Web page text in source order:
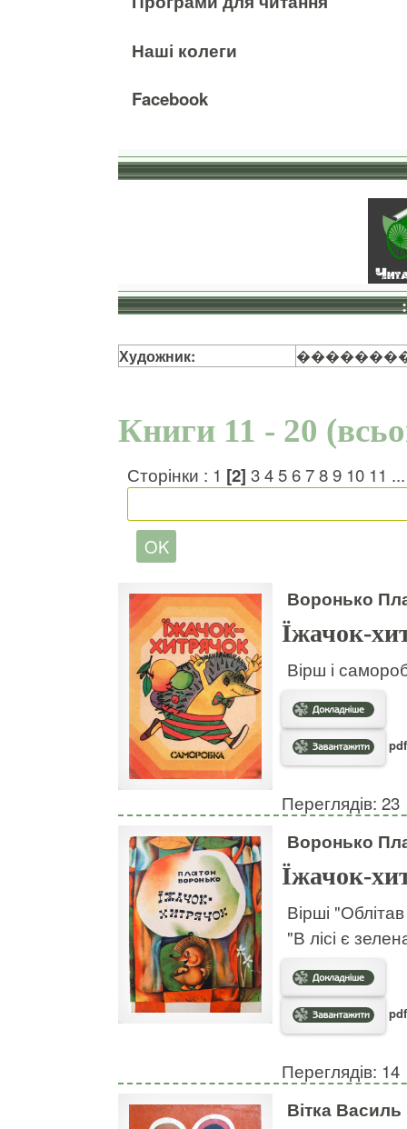
Наші колеги
Facebook
Художник:
Книги 11 - 20
Сторінки : 1 [2] 3456789 10 11
Воронько
Їжачок-
Вірш і
Переглядів: 23
Воронько
Їжачок-
Вірші
"В лісі є
Переглядів: 14
Вітка Василь